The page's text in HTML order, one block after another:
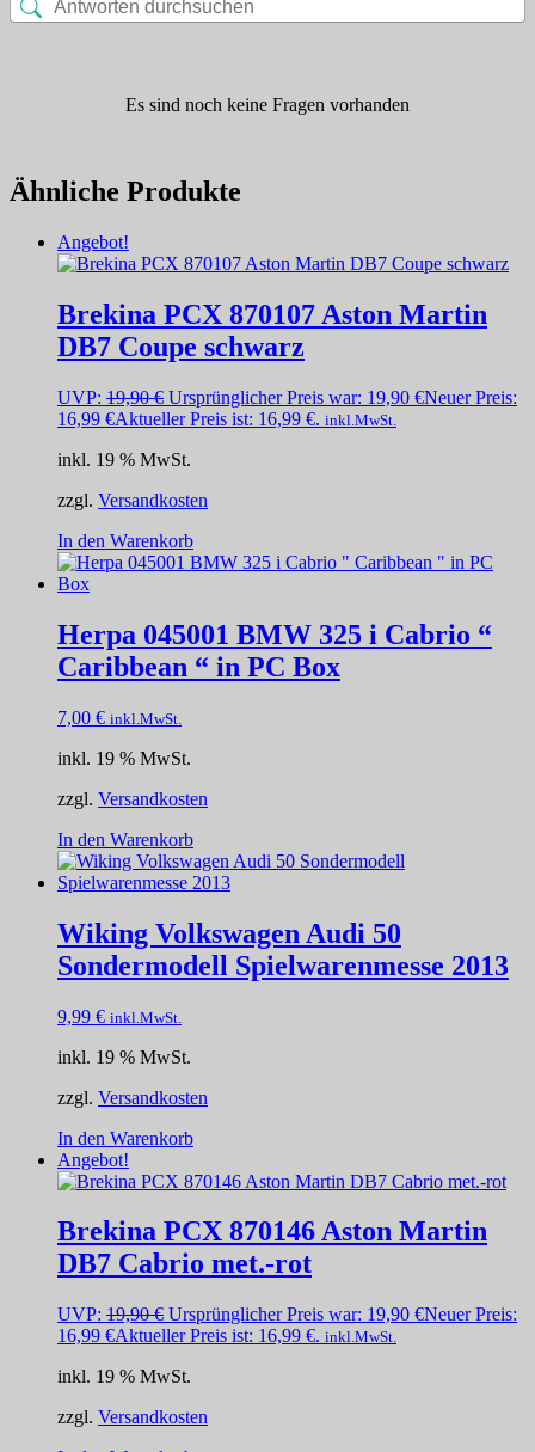
Es sind noch keine Fragen vorhanden
Ähnliche Produkte
Angebot!
Brekina PCX 870107 Aston Martin
DB7 Coupe schwarz
UVP: 19,90€ Ursprünglicher Preis war: 19,90 €Neuer Preis:
16,99 €Aktueller Preis ist: 16,99 €. inkl.MwSt.
inkl. 19 % MwSt.
zzgl. Versandkosten
In den Warenkorb
Herpa 045001 BMW 325 i Cabrio “
Caribbean “ in PC Box
7,00 € inkl.MwSt.
inkl. 19 % MwSt.
zzgl. Versandkosten
In den Warenkorb
Wiking Volkswagen Audi 50
Sondermodell Spielwarenmesse 2013
9,99 € inkl.MwSt.
inkl. 19 % MwSt.
zzgl. Versandkosten
In den Warenkorb
Angebot!
Brekina PCX 870146 Aston Martin
DB7 Cabrio met.-rot
UVP: 19,90€ Ursprünglicher Preis war: 19,90 €Neuer Preis:
16,99 €Aktueller Preis ist: 16,99 €. inkl.MwSt.
inkl. 19 % MwSt.
zzgl. Versandkosten